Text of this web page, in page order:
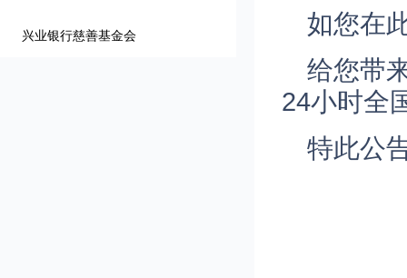
兴业银行慈善基金会
如您在
给您带
24小时全
特此公